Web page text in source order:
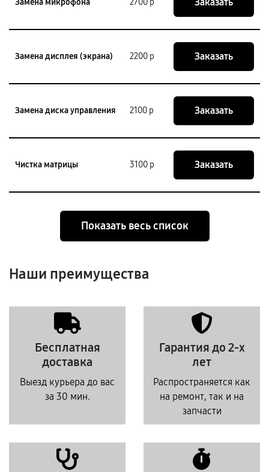
Замена микрофона 2700 р
Замена дисплея (экрана) 2200 р Заказать
Замена диска управления 2100 р Заказать
Чистка матрицы 3100 р Заказать
Показать весь список
Наши преимущества
Бесплатная
доставка
Выезд курьера до вас
за 30 мин.
Гарантия до 2-х
лет
Распространяется как
на ремонт, так и на
запчасти